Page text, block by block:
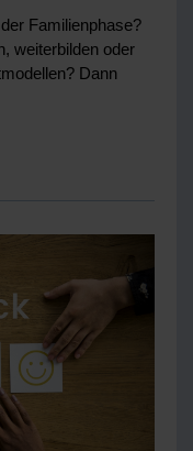
Familienphase?
weiterbilden oder
Dann